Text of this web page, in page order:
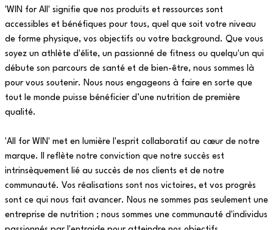
'WIN for All' signifie que nos produits et ressources sont
accessibles et bénéfiques pour tous, quel que soit votre niveau
de forme physique, vos objectifs ou votre background. Que vous
soyez un athlète d'élite, un passionné de fitness ou quelqu'un qui
débute son parcours de santé et de bien-être, nous sommes là
pour vous soutenir. Nous nous engageons à faire en sorte que
tout le monde puisse bénéficier d’une nutrition de première
qualité.
'All for WIN' met en lumière l'esprit collaboratif au cœur de notre
marque. Il reflète notre conviction que notre succès est
intrinsèquement lié au succès de nos clients et de notre
communauté. Vos réalisations sont nos victoires, et vos progrès
sont ce qui nous fait avancer. Nous ne sommes pas seulement une
entreprise de nutrition ; nous sommes une communauté d'individus